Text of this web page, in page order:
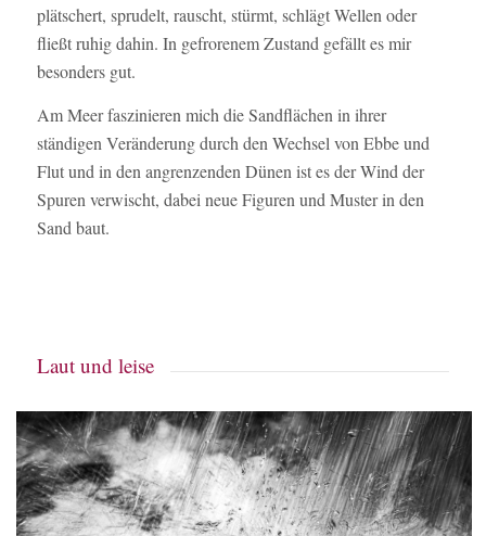
plätschert, sprudelt, rauscht, stürmt, schlägt Wellen oder
fließt ruhig dahin. In gefrorenem Zustand gefällt es mir
besonders gut.
Am Meer faszinieren mich die Sandflächen in ihrer
ständigen Veränderung durch den Wechsel von Ebbe und
Flut und in den angrenzenden Dünen ist es der Wind der
Spuren verwischt, dabei neue Figuren und Muster in den
Sand baut.
Laut und leise